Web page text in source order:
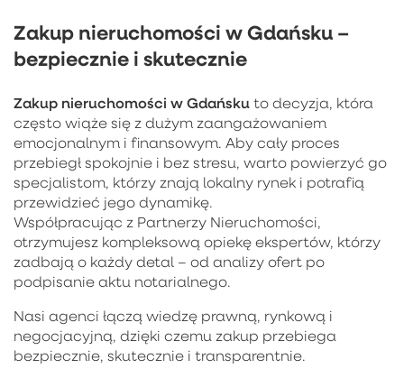
Zakup nieruchomości w Gdańsku –
bezpiecznie i skutecznie
Zakup nieruchomości w Gdańsku to decyzja, która
często wiąże się z dużym zaangażowaniem
emocjonalnym i finansowym. Aby cały proces
przebiegł spokojnie i bez stresu, warto powierzyć go
specjalistom, którzy znają lokalny rynek i potrafią
przewidzieć jego dynamikę.
Współpracując z Partnerzy Nieruchomości,
otrzymujesz kompleksową opiekę ekspertów, którzy
zadbają o każdy detal – od analizy ofert po
podpisanie aktu notarialnego.
Nasi agenci łączą wiedzę prawną, rynkową i
negocjacyjną, dzięki czemu zakup przebiega
bezpiecznie, skutecznie i transparentnie.